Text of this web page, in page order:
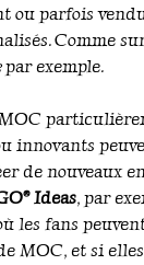
ou parfois
Comme
par exemple.
innovants
de nouveaux
Ideas, par
les fans
MOC, et si